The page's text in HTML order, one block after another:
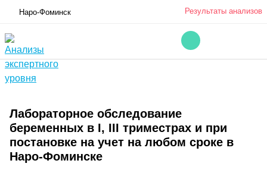
Наро-Фоминск Результаты анализов
Лабораторное обследование
беременных в I, III триместрах и при
постановке на учет на любом сроке в
Наро-Фоминске